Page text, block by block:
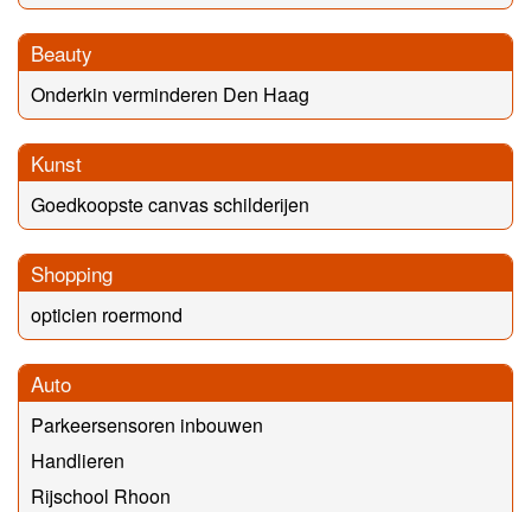
Beauty
Onderkin verminderen Den Haag
Kunst
Goedkoopste canvas schilderijen
Shopping
opticien roermond
Auto
Parkeersensoren inbouwen
Handlieren
Rijschool Rhoon